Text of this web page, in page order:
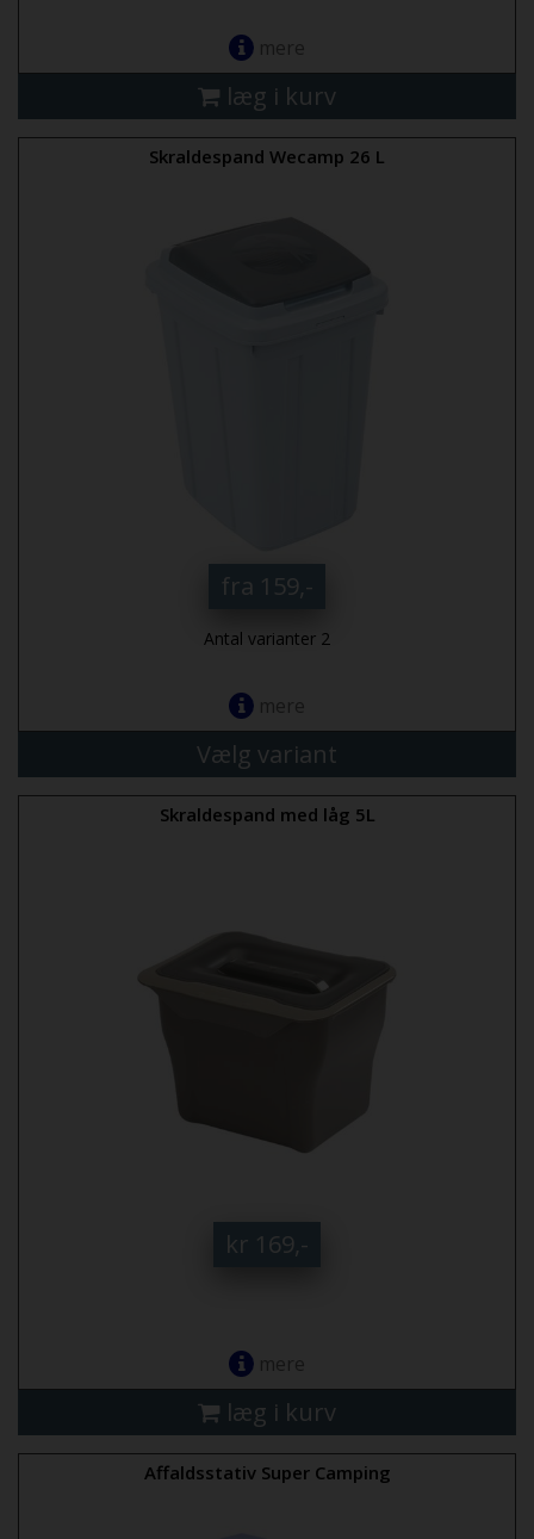
mere
læg i kurv
Skraldespand Wecamp 26 L
fra 159,-
Antal varianter 2
mere
Vælg variant
Skraldespand med låg 5L
kr 169,-
mere
læg i kurv
Affaldsstativ Super Camping